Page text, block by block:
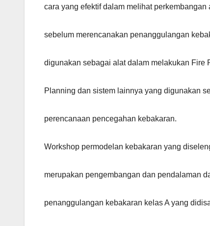
cara yang efektif dalam melihat perkembangan
sebelum merencanakan penanggulangan
digunakan sebagai alat dalam melakukan Fire
Planning dan sistem lainnya yang digunakan
perencanaan pencegahan kebakaran.
Workshop permodelan kebakaran yang
merupakan pengembangan dan pendalaman
penanggulangan kebakaran kelas A yang